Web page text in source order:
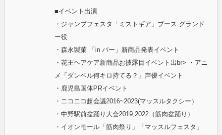
■イベント出演
・ジャンプフェスタ「ミストギア」ブース グランド
ー役
・森永製菓 「in バー」新商品発表イベント
・花王ヘアケア新商品お披露目イベント出br> ・アニ
メ「ダンベル何キロ持てる？」声優イベント
・鹿児島国体PRイベント
・ニコニコ超会議2016~2023(マッスルタクシー）
・中野駅前盆踊り大会2019,2022（筋肉盆踊り）
・イオンモール「筋肉祭り」「マッスルフェスタ」